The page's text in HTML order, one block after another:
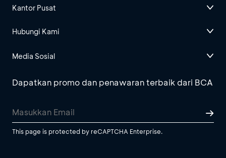
Kantor Pusat
Hubungi Kami
Media Sosial
Dapatkan promo dan penawaran terbaik dari BCA
This page is protected by reCAPTCHA Enterprise.